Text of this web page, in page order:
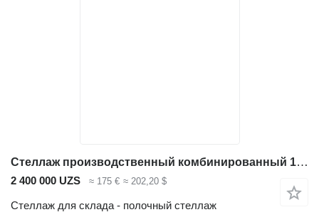
Стеллаж производственный комбинированный 1300*400*1600
2 400 000 UZS ≈ 175 € ≈ 202,20 $
Стеллаж для склада - полочный стеллаж